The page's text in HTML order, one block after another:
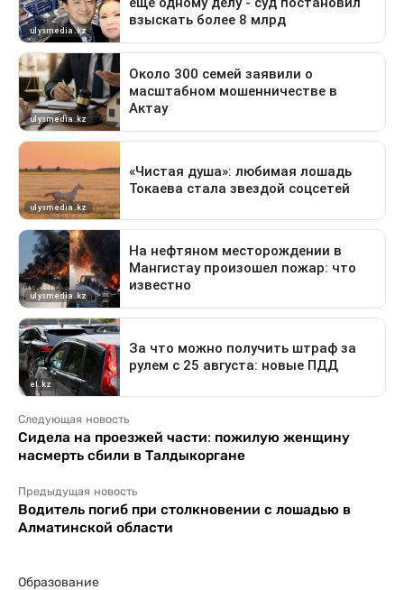
Следующая новость
Сидела на проезжей части: пожилую женщину
насмерть сбили в Талдыкоргане
Предыдущая новость
Водитель погиб при столкновении с лошадью в
Алматинской области
Образование